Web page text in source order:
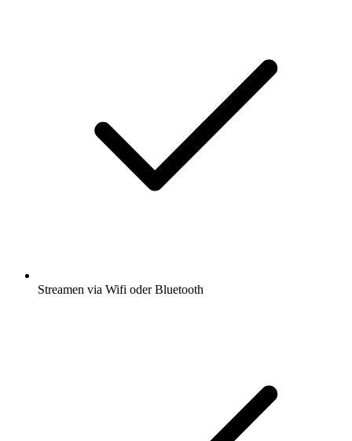
Streamen via Wifi oder Bluetooth